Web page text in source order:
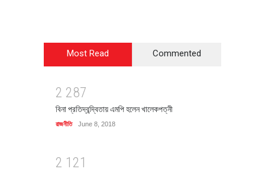
Most Read Commented
2 287
বিনা প্রতিদ্বন্দ্বিতায় এমপি হলেন খালেকপত্নী
রাজনীতি June 8, 2018
2 1 21